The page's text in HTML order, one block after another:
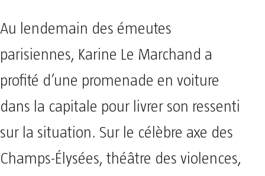
Au lendemain des émeutes
parisiennes, Karine Le Marchand a
profité d’une promenade en voiture
dans la capitale pour livrer son ressenti
sur la situation. Sur le célèbre axe des
Champs-Élysées, théâtre des violences,